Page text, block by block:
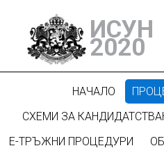
ИСУН
2020
НАЧАЛО
СХЕМИ ЗА
Е-ТРЪЖНИ ПРОЦЕДУРИ